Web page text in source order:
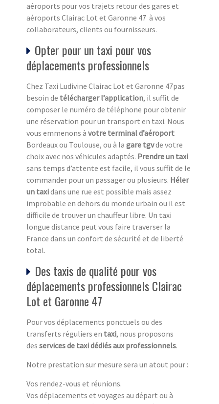
aéroports pour vos trajets retour des gares et
aéroports Clairac Lot et Garonne 47 à vos
collaborateurs, clients ou fournisseurs.
Opter pour un taxi pour vos
déplacements professionnels
Chez Taxi Ludivine Clairac Lot et Garonne 47pas
besoin de télécharger l’application, il suffit de
composer le numéro de téléphone pour obtenir
une réservation pour un transport en taxi. Nous
vous emmenons à votre terminal d’aéroport
Bordeaux ou Toulouse, ou à la gare tgvde votre
choix avec nos véhicules adaptés. Prendre un taxi
sans temps d’attente est facile, il vous suffit de le
commander pour un passager ou plusieurs. Héler
un taxidans une rue est possible mais assez
improbable en dehors du monde urbain ou il est
difficile de trouver un chauffeur libre. Un taxi
longue distance peut vous faire traverser la
France dans un confort de sécurité et de liberté
total.
Des taxis de qualité pour vos
déplacements professionnels Clairac
Lot et Garonne 47
Pour vos déplacements ponctuels ou des
transferts réguliers en taxi, nous proposons
des services de taxi dédiés aux professionnels.
Notre prestation sur mesure sera un atout pour :
Vos rendez-vous et réunions.
Vos déplacements et voyages au départ ou à